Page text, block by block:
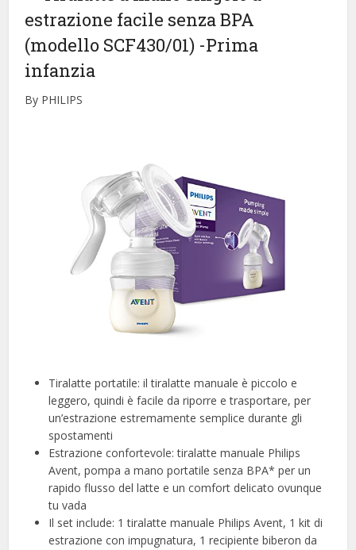
estrazione facile senza BPA
(modello SCF430/01) -Prima
infanzia
By PHILIPS
Tiralatte portatile: il tiralatte manuale è piccolo e
leggero, quindi è facile da riporre e trasportare, per
un’estrazione estremamente semplice durante gli
spostamenti
Estrazione confortevole: tiralatte manuale Philips
Avent, pompa a mano portatile senza BPA* per un
rapido flusso del latte e un comfort delicato ovunque
tu vada
Il set include: 1 tiralatte manuale Philips Avent, 1 kit di
estrazione con impugnatura, 1 recipiente biberon da